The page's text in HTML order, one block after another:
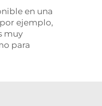
en una
ejemplo,
muy
para